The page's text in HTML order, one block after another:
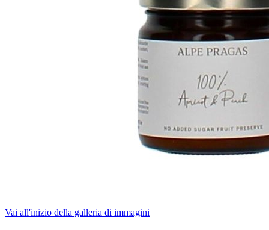
Vai all'inizio della galleria di immagini